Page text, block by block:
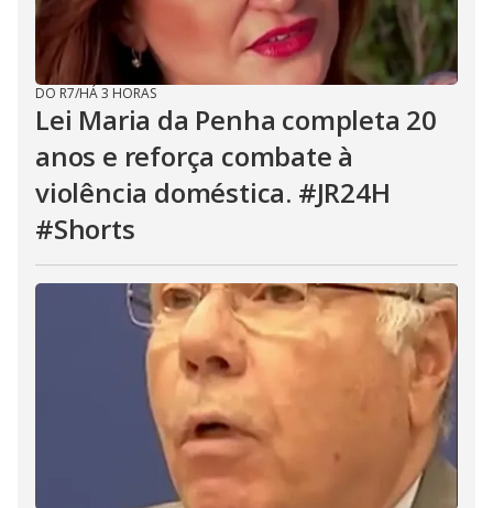
DO R7/HÁ 3 HORAS
Lei Maria da Penha completa 20
anos e reforça combate à
violência doméstica. #JR24H
#Shorts